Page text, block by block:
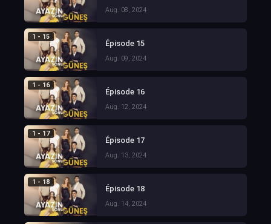
Aug. 08, 2024
1 - 15
Épisode 15
Aug. 09, 2024
1 - 16
Épisode 16
Aug. 12, 2024
1 - 17
Épisode 17
Aug. 13, 2024
1 - 18
Épisode 18
Aug. 14, 2024